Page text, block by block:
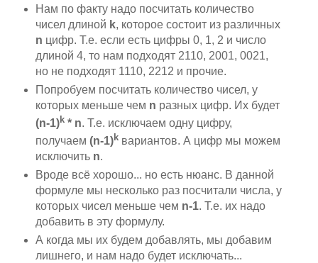
Нам по факту надо посчитать количество
чисел длиной k, которое состоит из различных
n цифр. Т.е. если есть цифры 0, 1, 2 и число
длиной 4, то нам подходят 2110, 2001, 0021,
но не подходят 1110, 2212 и прочие.
Попробуем посчитать количество чисел, у
которых меньше чем n разных цифр. Их будет
(n-1)k* n. Т.е. исключаем одну цифру,
получаем (n-1)kвариантов. А цифр мы можем
исключить n.
Вроде всё хорошо... но есть нюанс. В данной
формуле мы несколько раз посчитали числа, у
которых чисел меньше чем n-1. Т.е. их надо
добавить в эту формулу.
А когда мы их будем добавлять, мы добавим
лишнего, и нам надо будет исключать...